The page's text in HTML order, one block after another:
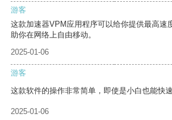
游客
这款加速器VPM应用程序可以给你提供最高速
助你在网络上自由移动。
2025-01-06
游客
这款软件的操作非常简单，即使是小白也能快速
2025-01-06